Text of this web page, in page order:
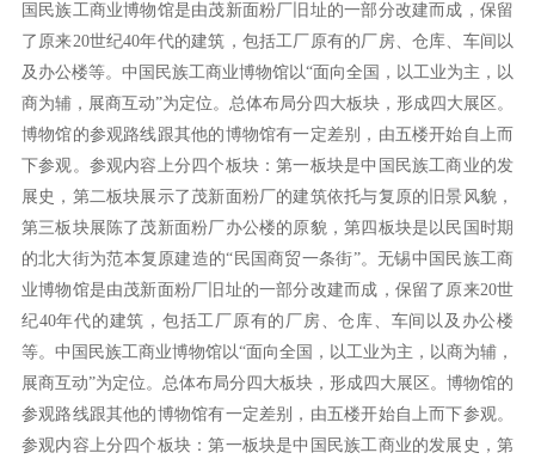
国民族工商业博物馆是由茂新面粉厂旧址的一部分改建而成，保留
了原来20世纪40年代的建筑，包括工厂原有的厂房、仓库、车间以
及办公楼等。中国民族工商业博物馆以“面向全国，以工业为主，以
商为辅，展商互动”为定位。总体布局分四大板块，形成四大展区。
博物馆的参观路线跟其他的博物馆有一定差别，由五楼开始自上而
下参观。参观内容上分四个板块：第一板块是中国民族工商业的发
展史，第二板块展示了茂新面粉厂的建筑依托与复原的旧景风貌，
第三板块展陈了茂新面粉厂办公楼的原貌，第四板块是以民国时期
的北大街为范本复原建造的“民国商贸一条街”。无锡中国民族工商
业博物馆是由茂新面粉厂旧址的一部分改建而成，保留了原来20世
纪40年代的建筑，包括工厂原有的厂房、仓库、车间以及办公楼
等。中国民族工商业博物馆以“面向全国，以工业为主，以商为辅，
展商互动”为定位。总体布局分四大板块，形成四大展区。博物馆的
参观路线跟其他的博物馆有一定差别，由五楼开始自上而下参观。
参观内容上分四个板块：第一板块是中国民族工商业的发展史，第